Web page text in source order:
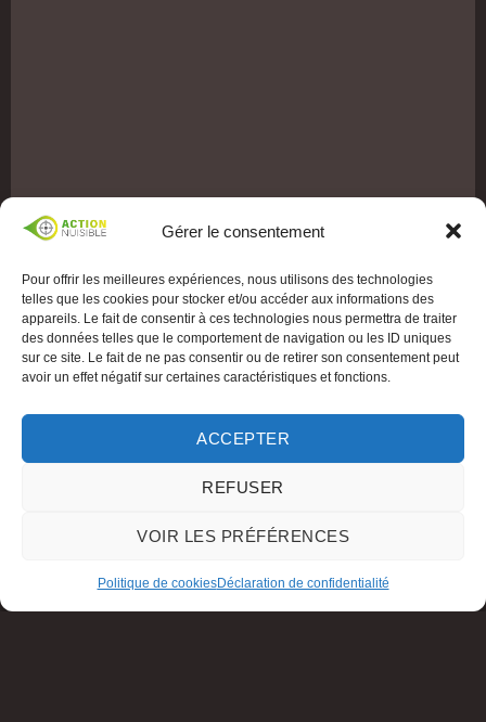
Gérer le consentement
Pour offrir les meilleures expériences, nous utilisons des technologies
telles que les cookies pour stocker et/ou accéder aux informations des
appareils. Le fait de consentir à ces technologies nous permettra de traiter
des données telles que le comportement de navigation ou les ID uniques
sur ce site. Le fait de ne pas consentir ou de retirer son consentement peut
avoir un effet négatif sur certaines caractéristiques et fonctions.
ACCEPTER
REFUSER
VOIR LES PRÉFÉRENCES
Politique de cookiesDéclaration de confidentialité